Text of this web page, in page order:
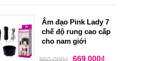
Âm đạo Pink Lady 7
chế độ rung cao cấp
cho nam giới
669,000₫